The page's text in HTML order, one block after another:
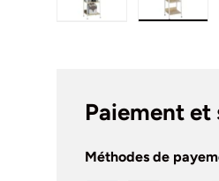
Paiement et
Méthodes de